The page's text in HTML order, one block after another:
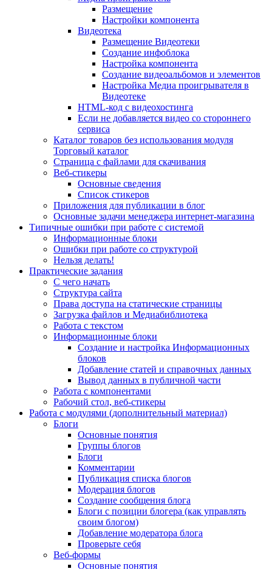
Размещение
Настройки компонента
Видеотека
Размещение Видеотеки
Создание инфоблока
Настройка компонента
Создание видеоальбомов и элементов
Настройка Медиа проигрывателя в
Видеотеке
HTML-код с видеохостинга
Если не добавляется видео со стороннего
сервиса
Каталог товаров без использования модуля
Торговый каталог
Страница с файлами для скачивания
Веб-стикеры
Основные сведения
Список стикеров
Приложения для публикации в блог
Основные задачи менеджера интернет-магазина
Типичные ошибки при работе с системой
Информационные блоки
Ошибки при работе со структурой
Нельзя делать!
Практические задания
С чего начать
Структура сайта
Права доступа на статические страницы
Загрузка файлов и Медиабиблиотека
Работа с текстом
Информационные блоки
Создание и настройка Информационных
блоков
Добавление статей и справочных данных
Вывод данных в публичной части
Работа с компонентами
Рабочий стол, веб-стикеры
Работа с модулями (дополнительный материал)
Блоги
Основные понятия
Группы блогов
Блоги
Комментарии
Публикация списка блогов
Модерация блогов
Создание сообщения блога
Блоги с позиции блогера (как управлять
своим блогом)
Добавление модератора блога
Проверьте себя
Веб-формы
Основные понятия